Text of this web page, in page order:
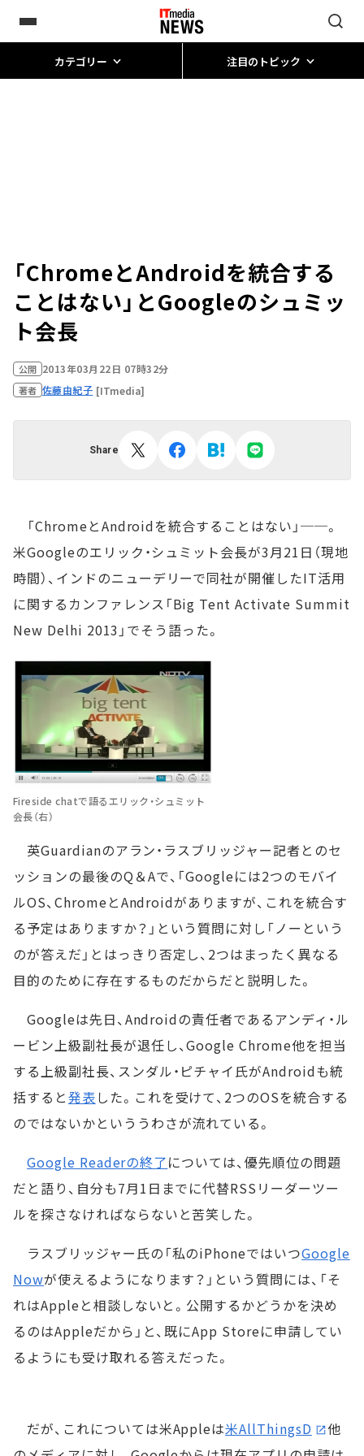
カテゴリー 注目のトピック
「ChromeとAndroidを統合する
ことはない」とGoogleのシュミッ
ト会長
公開 2013年03月22日 07時32分
著者 佐藤由紀子 [ITmedia]
Share
「ChromeとAndroidを統合することはない」──。
米Googleのエリック・シュミット会長が3月21日（現地
時間）、インドのニューデリーで同社が開催したIT活用
に関するカンファレンス「Big Tent Activate Summit
New Delhi 2013」でそう語った。
Fireside chatで語るエリック・シュミット
会長（右）
英Guardianのアラン・ラスブリッジャー記者とのセ
ッションの最後のQ＆Aで、「Googleには2つのモバイ
ルOS、ChromeとAndroidがありますが、これを統合す
る予定はありますか？」という質問に対し「ノーという
のが答えだ」とはっきり否定し、2つはまったく異なる
目的のために存在するものだからだと説明した。
Googleは先日、Androidの責任者であるアンディ・ル
ービン上級副社長が退任し、Google Chrome他を担当
する上級副社長、スンダル・ピチャイ氏がAndroidも統
括すると発表した。これを受けて、2つのOSを統合する
のではないかといううわさが流れている。
Google Readerの終了については、優先順位の問題
だと語り、自分も7月1日までに代替RSSリーダーツー
ルを探さなければならないと苦笑した。
ラスブリッジャー氏の「私のiPhoneではいつGoogle
Nowが使えるようになります？」という質問には、「そ
れはAppleと相談しないと。公開するかどうかを決め
るのはAppleだから」と、既にApp Storeに申請してい
るようにも受け取れる答えだった。
だが、これについては米Appleは米AllThingsD
他